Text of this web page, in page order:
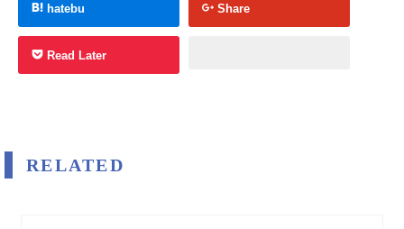
hatebu Share
Read Later
RELATED